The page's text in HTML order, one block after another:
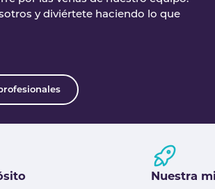
y diviértete haciendo lo que
Nuestra